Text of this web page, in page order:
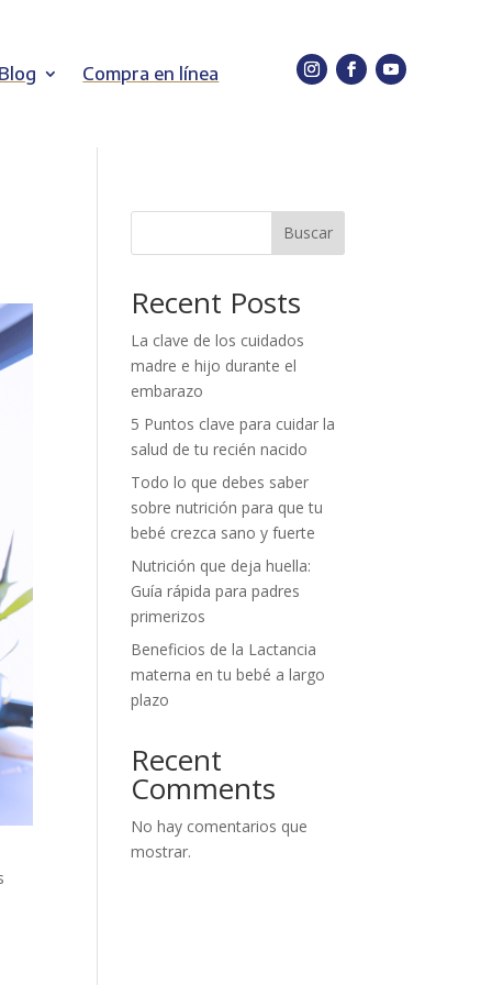
Blog Compra en línea
Buscar
Recent Posts
La clave de los cuidados
madre e hijo durante el
embarazo
5 Puntos clave para cuidar la
salud de tu recién nacido
Todo lo que debes saber
sobre nutrición para que tu
bebé crezca sano y fuerte
Nutrición que deja huella:
Guía rápida para padres
primerizos
Beneficios de la Lactancia
materna en tu bebé a largo
plazo
Recent
Comments
No hay comentarios que
mostrar.